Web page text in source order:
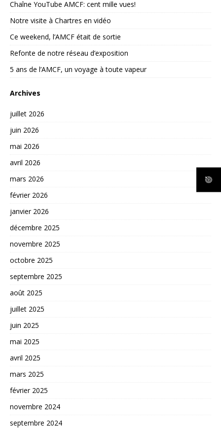
Chaîne YouTube AMCF: cent mille vues!
Notre visite à Chartres en vidéo
Ce weekend, l’AMCF était de sortie
Refonte de notre réseau d’exposition
5 ans de l’AMCF, un voyage à toute vapeur
Archives
juillet 2026
juin 2026
mai 2026
avril 2026
mars 2026
février 2026
janvier 2026
décembre 2025
novembre 2025
octobre 2025
septembre 2025
août 2025
juillet 2025
juin 2025
mai 2025
avril 2025
mars 2025
février 2025
novembre 2024
septembre 2024